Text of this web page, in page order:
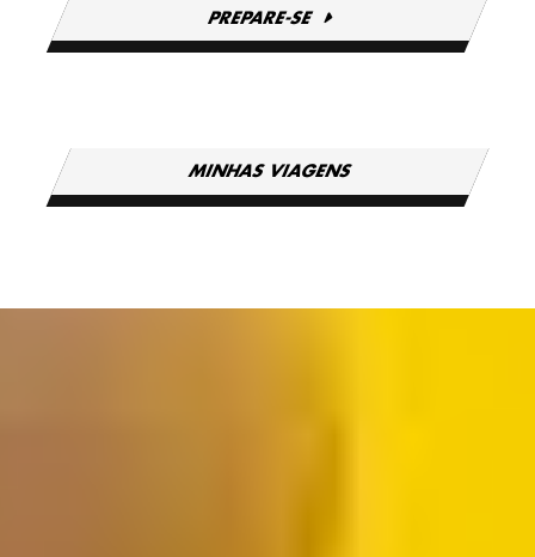
PREPARE-SE
MINHAS VIAGENS